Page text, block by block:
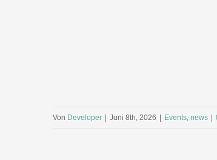
Von Developer Juni 8th, 2026 Events, news